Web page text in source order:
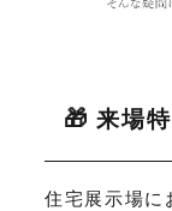
🎁 来場
住宅展示場に